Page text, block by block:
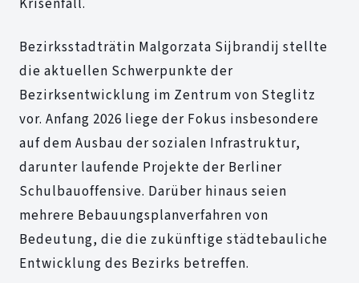
Krisenfall.
Bezirksstadträtin Malgorzata Sijbrandij stellte
die aktuellen Schwerpunkte der
Bezirksentwicklung im Zentrum von Steglitz
vor. Anfang 2026 liege der Fokus insbesondere
auf dem Ausbau der sozialen Infrastruktur,
darunter laufende Projekte der Berliner
Schulbauoffensive. Darüber hinaus seien
mehrere Bebauungsplanverfahren von
Bedeutung, die die zukünftige städtebauliche
Entwicklung des Bezirks betreffen.